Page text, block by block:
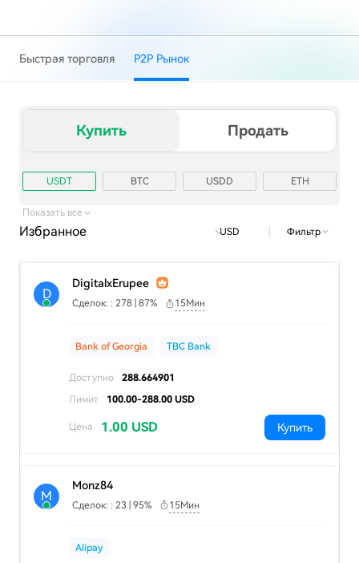
Быстрая торговля Р2Р Рынок
Купить Продать
USDT BTC USDD ETH
TRX
Показать все
Избранное USD | Фильтр
D
DigitalxErupee
Сделок: : 278 | 87% 15Мин
Bank of Georgia TBC Bank
Доступно
288.664901
Лимит
100.00-288.00 USD
Цена 1.00 USD Купить
M
Monz84
Сделок: : 23 | 95% 15Мин
Alipay